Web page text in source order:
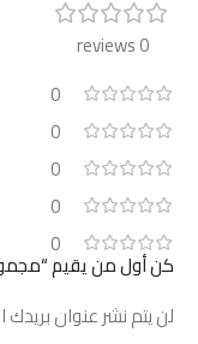
0 reviews
0
0
0
0
0
كن أول من يقيم
لن يتم نشر عنوان بريدك